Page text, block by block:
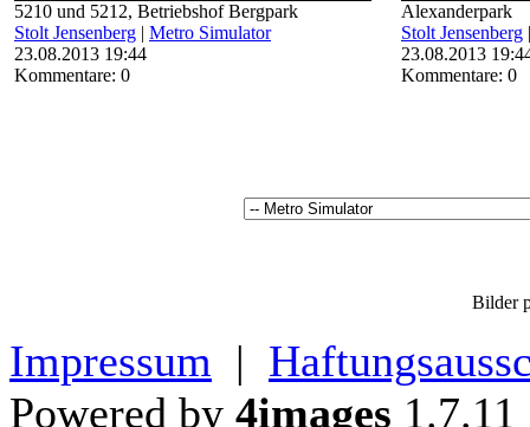
5210 und 5212, Betriebshof Bergpark
Stolt Jensenberg | Metro Simulator
23.08.2013 19:44
Kommentare: 0
Alexanderpark
Stolt Jensenberg
23.08.2013
Kommentare: 0
Bilder
Impressum |
Powered by 4images